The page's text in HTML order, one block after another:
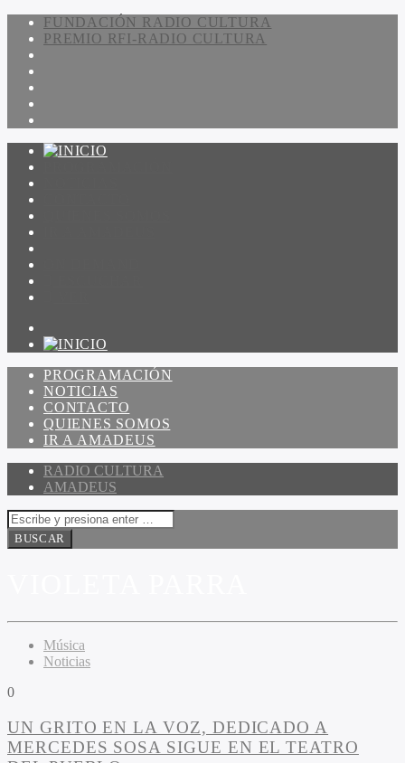
FUNDACIÓN RADIO CULTURA
PREMIO RFI-RADIO CULTURA
PROGRAMACIÓN
NOTICIAS
CONTACTO
QUIENES SOMOS
IR A AMADEUS
RADIO CULTURA
AMADEUS
Música
Noticias
0
UN GRITO EN LA VOZ, DEDICADO A
MERCEDES SOSA SIGUE EN EL TEATRO